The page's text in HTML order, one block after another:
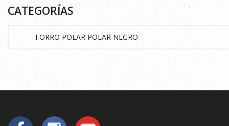
CATEGORÍAS